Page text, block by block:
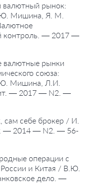
рынок:
Ю. Мишина, Я. М.
контроль. — 2017 —
рынки
союза:
Мишина, Л.И.
— 2017 — N2. —
себе брокер / И.
— 2014 — N2. — 56-
операции с
и Китая / В.Ю.
дело. —